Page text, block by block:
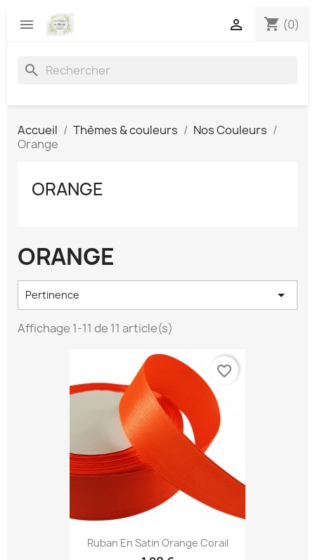
 shopping_cart (0)

search
Accueil Thèmes & couleurs
Nos Couleurs
Orange
ORANGE
ORANGE
Pertinence 
Affichage 1-11 de 11 article(s)
Ruban En Satin Orange Corail
favorite_border